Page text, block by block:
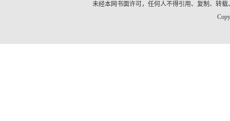
未经本网书面许可，任何人不得引用、复制、转